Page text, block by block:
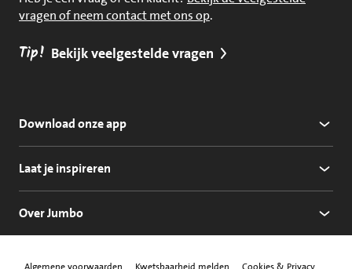
vragen of neem contact met ons op.
Tip! Bekijk veelgestelde vragen
Download onze app
Laat je inspireren
Over Jumbo
Algemene voorwaarden Kwetsbaarheid melden
Cookies & Privacy